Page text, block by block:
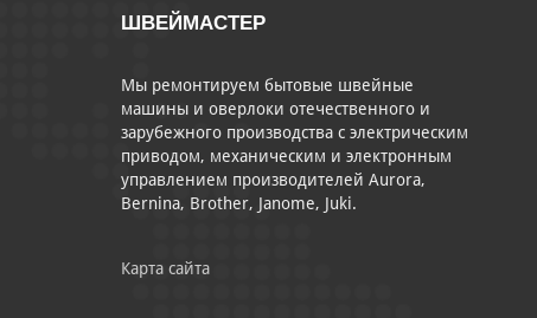
ШВЕЙМАСТЕР
Мы ремонтируем бытовые швейные
машины и оверлоки отечественного и
зарубежного производства с электрическим
приводом, механическим и электронным
управлением производителей Aurora,
Bernina, Brother, Janome, Juki.
Карта сайта